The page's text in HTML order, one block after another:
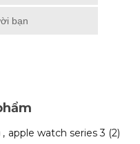
bạn
, apple watch series 3 (2)